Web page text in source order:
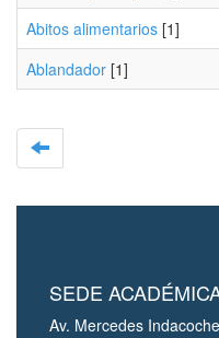
Abitos alimentarios [1]
Ablandador [1]
SEDE
Av. Mercedes